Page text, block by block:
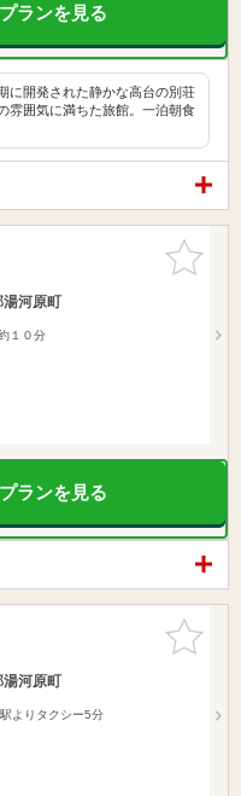
ランを見る
に開発された静かな高台の別荘
雰囲気に満ちた旅館。一泊朝食
お気に入
りに追加
湯河原町
１０分
ランを見る
お気に入
りに追加
湯河原町
よりタクシー5分